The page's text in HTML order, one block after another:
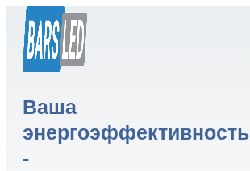
Ваша
энергоэффективность
-